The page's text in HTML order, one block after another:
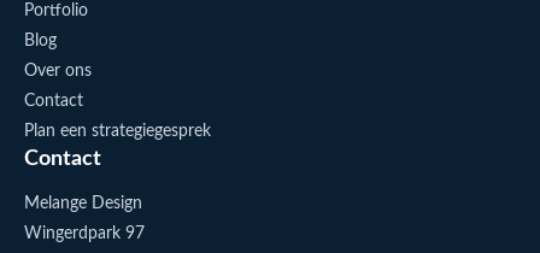
Portfolio
Blog
Over ons
Contact
Plan een strategiegesprek
Contact
Melange Design
Wingerdpark 97